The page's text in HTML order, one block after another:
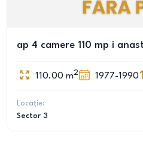
ap 4 camere 110 mp i
110.00 m2 1977-1990
Locație:
Sector 3